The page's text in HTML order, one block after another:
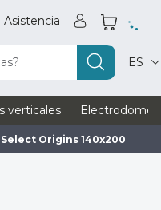
Asistencia
ES
verticales
Origins 140x200